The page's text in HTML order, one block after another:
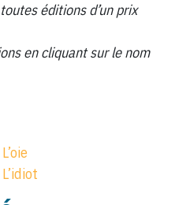
éditions d’un prix
en cliquant sur le nom